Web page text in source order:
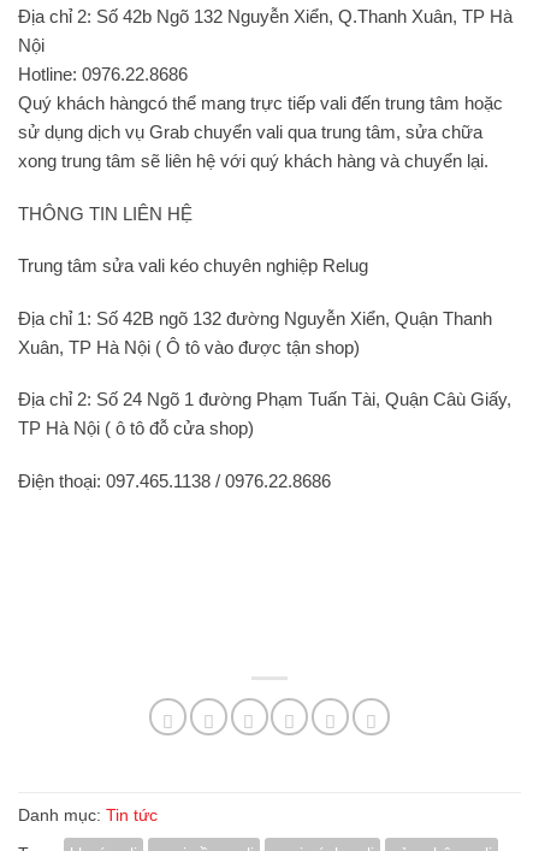
Địa chỉ 2: Số 42b Ngõ 132 Nguyễn Xiển, Q.Thanh Xuân, TP Hà
Nội
Hotline: 0976.22.8686
Quý khách hàngcó thể mang trực tiếp vali đến trung tâm hoặc
sử dụng dịch vụ Grab chuyển vali qua trung tâm, sửa chữa
xong trung tâm sẽ liên hệ với quý khách hàng và chuyển lại.
THÔNG TIN LIÊN HỆ
Trung tâm sửa vali kéo chuyên nghiệp Relug
Địa chỉ 1: Số 42B ngõ 132 đường Nguyễn Xiển, Quận Thanh
Xuân, TP Hà Nội ( Ô tô vào được tận shop)
Địa chỉ 2: Số 24 Ngõ 1 đường Phạm Tuấn Tài, Quận Câù Giấy,
TP Hà Nội ( ô tô đỗ cửa shop)
Điện thoại: 097.465.1138 / 0976.22.8686
Danh mục: Tin tức